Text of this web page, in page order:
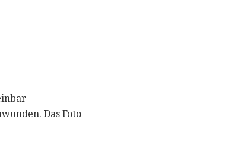
Das Foto